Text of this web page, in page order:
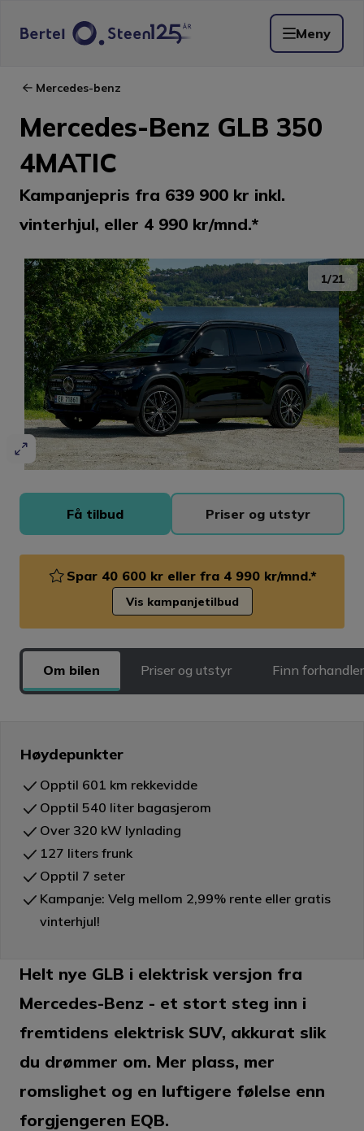
Meny
Mercedes-benz
Mercedes-Benz GLB 350
4MATIC
Kampanjepris fra 639 900 kr inkl.
vinterhjul, eller 4 990 kr/mnd.*
1/21
Få tilbud Priser og utstyr
Spar 40 600 kr eller fra 4 990 kr/mnd.*
Vis kampanjetilbud
Om bilen Priser og utstyr Finn forhandler
Helt nye GLB i elektrisk versjon fra
Mercedes-Benz - et stort steg inn i
fremtidens elektrisk SUV, akkurat slik
du drømmer om. Mer plass, mer
romslighet og en luftigere følelse enn
forgjengeren EQB.
Høydepunkter
Opptil 601 km rekkevidde
Opptil 540 liter bagasjerom
Over 320 kW lynlading
127 liters frunk
Opptil 7 seter
Kampanje: Velg mellom 2,99% rente eller gratis
vinterhjul!